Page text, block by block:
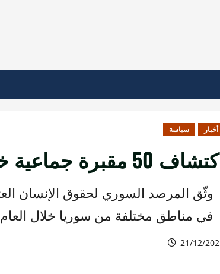
أخبار سياسة
50 مقبرة جماعية خلال عام 2025
في مناطق مختلفة من سوريا خلال العام 2025.
21/12/